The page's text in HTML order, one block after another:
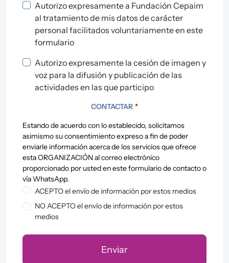
Autorizo expresamente a Fundación Cepaim
al tratamiento de mis datos de carácter
personal facilitados voluntariamente en este
formulario
Autorizo expresamente la cesión de imagen y
voz para la difusión y publicación de las
actividades en las que participo
CONTACTAR *
Estando de acuerdo con lo establecido, solicitamos
asimismo su consentimiento expreso a fin de poder
enviarle información acerca de los servicios que ofrece
esta ORGANIZACIÓN al correo electrónico
proporcionado por usted en este formulario de contacto o
vía WhatsApp.
ACEPTO el envío de información por estos medios
NO ACEPTO el envío de información por estos
medios